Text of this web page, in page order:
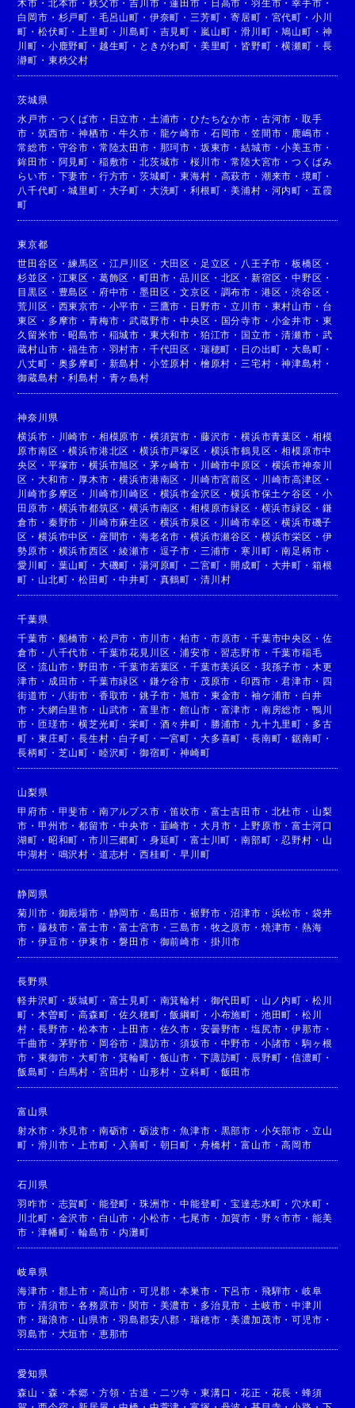
木市 ・ 北本市 ・秩父市 ・吉川市 ・蓮田市 ・ 日高市 ・ 羽生市 ・幸手市 ・
白岡市 ・ 杉戸町 ・ 毛呂山町 ・ 伊奈町 ・ 三芳町 ・寄居町 ・ 宮代町 ・ 小川
町 ・松伏町 ・ 上里町 ・ 川島町 ・ 吉見町 ・ 嵐山町 ・滑川町 ・鳩山町 ・ 神
川町 ・ 小鹿野町 ・ 越生町 ・ ときがわ町 ・ 美里町 ・ 皆野町 ・横瀬町 ・ 長
瀞町 ・ 東秩父村
茨城県
水戸市 ・ つくば市 ・ 日立市 ・ 土浦市 ・ひたちなか市 ・ 古河市 ・ 取手
市 ・筑西市 ・神栖市 ・牛久市 ・ 龍ケ崎市 ・ 石岡市 ・ 笠間市 ・ 鹿嶋市 ・
常総市 ・ 守谷市 ・ 常陸太田市 ・ 那珂市 ・ 坂東市 ・結城市 ・小美玉市 ・
鉾田市 ・ 阿見町 ・ 稲敷市 ・北茨城市 ・桜川市 ・常陸大宮市 ・つくばみ
らい市 ・ 下妻市 ・ 行方市 ・茨城町 ・東海村 ・ 高萩市 ・ 潮来市 ・ 境町 ・
八千代町 ・城里町 ・ 大子町 ・ 大洗町 ・利根町 ・美浦村 ・ 河内町 ・ 五霞
町
東京都
世田谷区 ・練馬区 ・ 江戸川区 ・ 大田区 ・ 足立区 ・ 八王子市 ・板橋区 ・
杉並区 ・ 江東区 ・ 葛飾区 ・町田市 ・品川区 ・ 北区 ・ 新宿区 ・中野区 ・
目黒区 ・ 豊島区 ・ 府中市 ・墨田区 ・文京区 ・ 調布市 ・ 港区 ・渋谷区 ・
荒川区 ・ 西東京市 ・ 小平市 ・ 三鷹市 ・ 日野市 ・立川市 ・ 東村山市 ・ 台
東区 ・ 多摩市 ・青梅市 ・武蔵野市 ・中央区 ・ 国分寺市 ・ 小金井市 ・ 東
久留米市 ・昭島市 ・ 稲城市 ・ 東大和市 ・ 狛江市 ・ 国立市 ・清瀬市 ・ 武
蔵村山市 ・福生市 ・ 羽村市 ・ 千代田区 ・ 瑞穂町 ・ 日の出町 ・大島町 ・
八丈町 ・ 奥多摩町 ・ 新島村 ・ 小笠原村 ・ 檜原村 ・ 三宅村 ・神津島村 ・
御蔵島村 ・利島村 ・ 青ヶ島村
神奈川県
横浜市 ・ 川崎市 ・ 相模原市 ・ 横須賀市 ・ 藤沢市 ・横浜市青葉区 ・ 相模
原市南区 ・横浜市港北区 ・横浜市戸塚区 ・ 横浜市鶴見区 ・相模原市中
央区 ・ 平塚市 ・横浜市旭区 ・ 茅ヶ崎市 ・ 川崎市中原区 ・ 横浜市神奈川
区 ・大和市 ・ 厚木市 ・横浜市港南区 ・ 川崎市宮前区 ・ 川崎市高津区 ・
川崎市多摩区 ・ 川崎市川崎区 ・ 横浜市金沢区 ・横浜市保土ケ谷区 ・ 小
田原市 ・ 横浜市都筑区 ・横浜市南区 ・相模原市緑区 ・ 横浜市緑区 ・ 鎌
倉市 ・ 秦野市 ・ 川崎市麻生区 ・ 横浜市泉区 ・ 川崎市幸区 ・横浜市磯子
区 ・横浜市中区 ・ 座間市 ・海老名市 ・横浜市瀬谷区 ・ 横浜市栄区 ・ 伊
勢原市 ・ 横浜市西区 ・綾瀬市 ・ 逗子市 ・ 三浦市 ・寒川町 ・南足柄市 ・
愛川町 ・ 葉山町 ・ 大磯町 ・湯河原町 ・ 二宮町 ・開成町 ・ 大井町 ・ 箱根
町 ・ 山北町 ・松田町 ・中井町 ・ 真鶴町 ・ 清川村
千葉県
千葉市 ・ 船橋市 ・ 松戸市 ・市川市 ・柏市 ・ 市原市 ・ 千葉市中央区 ・ 佐
倉市 ・ 八千代市 ・ 千葉市花見川区 ・浦安市 ・習志野市 ・ 千葉市稲毛
区 ・流山市 ・野田市 ・千葉市若葉区 ・千葉市美浜区 ・ 我孫子市 ・ 木更
津市 ・ 成田市 ・千葉市緑区 ・ 鎌ケ谷市 ・ 茂原市 ・印西市 ・君津市 ・ 四
街道市 ・ 八街市 ・ 香取市 ・銚子市 ・旭市 ・ 東金市 ・ 袖ケ浦市 ・ 白井
市 ・大網白里市 ・ 山武市 ・富里市 ・館山市 ・ 富津市 ・ 南房総市 ・ 鴨川
市 ・匝瑳市 ・横芝光町 ・栄町 ・ 酒々井町 ・ 勝浦市 ・ 九十九里町 ・ 多古
町 ・東庄町 ・長生村 ・ 白子町 ・ 一宮町 ・ 大多喜町 ・ 長南町 ・鋸南町 ・
長柄町 ・ 芝山町 ・ 睦沢町 ・御宿町 ・神崎町
山梨県
甲府市 ・ 甲斐市 ・ 南アルプス市 ・笛吹市 ・ 富士吉田市 ・ 北杜市 ・ 山梨
市 ・甲州市 ・都留市 ・中央市 ・ 韮崎市 ・ 大月市 ・ 上野原市 ・富士河口
湖町 ・ 昭和町 ・市川三郷町 ・ 身延町 ・富士川町 ・南部町 ・忍野村 ・ 山
中湖村 ・ 鳴沢村 ・ 道志村 ・西桂町 ・早川町
静岡県
菊川市 ・ 御殿場市 ・ 静岡市 ・ 島田市 ・裾野市 ・沼津市 ・ 浜松市 ・ 袋井
市 ・藤枝市 ・富士市 ・富士宮市 ・ 三島市 ・ 牧之原市 ・ 焼津市 ・ 熱海
市 ・伊豆市 ・伊東市 ・磐田市 ・ 御前崎市 ・ 掛川市
長野県
軽井沢町 ・坂城町 ・ 富士見町 ・ 南箕輪村 ・ 御代田町 ・ 山ノ内町 ・ 松川
町 ・ 木曽町 ・高森町 ・佐久穂町 ・飯綱町 ・ 小布施町 ・ 池田町 ・ 松川
村 ・長野市 ・松本市 ・ 上田市 ・ 佐久市 ・ 安曇野市 ・ 塩尻市 ・伊那市 ・
千曲市 ・ 茅野市 ・ 岡谷市 ・諏訪市 ・須坂市 ・ 中野市 ・ 小諸市 ・ 駒ヶ根
市 ・東御市 ・大町市 ・箕輪町 ・ 飯山市 ・ 下諏訪町 ・ 辰野町 ・信濃町 ・
飯島町 ・ 白馬村 ・ 宮田村 ・ 山形村 ・立科町 ・ 飯田市
富山県
射水市 ・ 氷見市 ・ 南砺市 ・砺波市 ・魚津市 ・ 黒部市 ・ 小矢部市 ・ 立山
町 ・滑川市 ・ 上市町 ・ 入善町 ・ 朝日町 ・ 舟橋村 ・富山市 ・高岡市
石川県
羽咋市 ・ 志賀町 ・ 能登町 ・珠洲市 ・中能登町 ・宝達志水町 ・ 穴水町 ・
川北町 ・ 金沢市 ・ 白山市 ・小松市 ・七尾市 ・ 加賀市 ・ 野々市市 ・ 能美
市 ・津幡町 ・輪島市 ・ 内灘町
岐阜県
海津市 ・ 郡上市 ・ 高山市 ・可児郡 ・本巣市 ・ 下呂市 ・ 飛騨市 ・ 岐阜
市 ・清須市 ・各務原市 ・関市 ・ 美濃市 ・ 多治見市 ・ 土岐市 ・中津川
市 ・瑞浪市 ・ 山県市 ・羽島郡安八郡 ・瑞穂市 ・美濃加茂市 ・可児市 ・
羽島市 ・ 大垣市 ・ 恵那市
愛知県
森山 ・ 森 ・本郷 ・ 方領 ・古道 ・ 二ツ寺 ・ 東溝口 ・花正 ・ 花長 ・ 蜂須